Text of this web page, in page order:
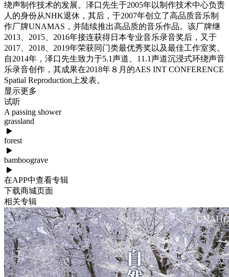
绕声制作技术的发展。泽口先生于2005年以制作技术中心负责
人的身份从NHK退休，其后，于2007年创立了高品质音乐制
作厂牌UNAMAS，并陆续推出高品质的音乐作品。该厂牌继
2013、2015、2016年接连获得日本专业音乐录音奖后，又于
2017、2018、2019年荣获同门类最优秀奖以及最佳工作室奖。
自2014年，泽口先生致力于5.1声道、11.1声道沉浸式环绕声音
乐录音创作，其成果在2018年８月的AES INT CONFERENCE
Spatial Reproduction上发表。
显示更多
试听
A passing shower
grassland
forest
bamboograve
在APP中查看专辑
下载商城页面
相关专辑